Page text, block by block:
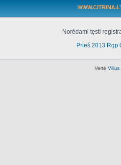
Norėdami tęsti
Prieš 2013 Rgp
Vertė Vilius